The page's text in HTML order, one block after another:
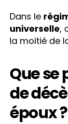
Dans le
universelle,
la moitié de
Que
de
époux ?